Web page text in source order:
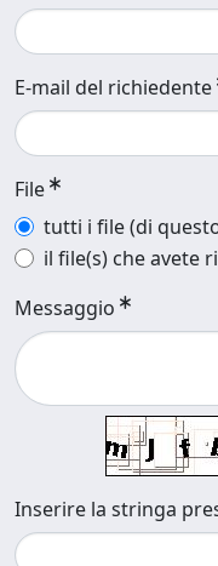
E-mail del richiedente
File
tutti i file (di
il file(s) che avete
Messaggio
Inserire la stringa